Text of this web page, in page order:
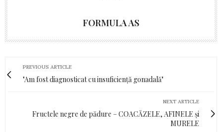
FORMULA AS
PREVIOUS ARTICLE
"Am fost diagnosticat cu insuficiență gonadală"
NEXT ARTICLE
Fructele negre de pădure – COACĂZELE, AFINELE și
MURELE